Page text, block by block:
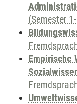
(Semester
Empirische